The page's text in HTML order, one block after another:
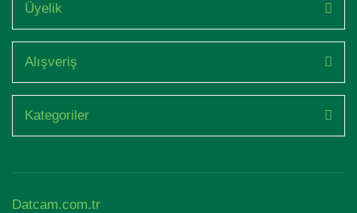
Üyelik
Alışveriş
Kategoriler
Datcam.com.tr